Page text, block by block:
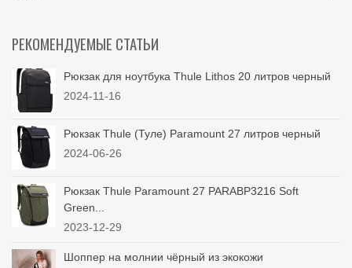
РЕКОМЕНДУЕМЫЕ СТАТЬИ
Рюкзак для ноутбука Thule Lithos 20 литров черный
2024-11-16
Рюкзак Thule (Туле) Paramount 27 литров черный
2024-06-26
Рюкзак Thule Paramount 27 PARABP3216 Soft
Green...
2023-12-29
Шоппер на молнии чёрный из экокожи